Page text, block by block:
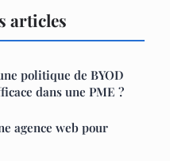
articles
politique de BYOD
dans une PME ?
agence web pour